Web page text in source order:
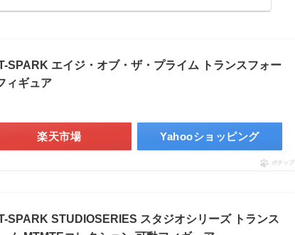
リーズ MPG-24 イジェクト＆アムホーン 可
SPARK エイジ・オブ・ザ・プライム トランスフォー
ィギュア
楽天市場 Yahooショッピング
ポチップ
SPARK STUDIOSERIES スタジオシリーズ トランス